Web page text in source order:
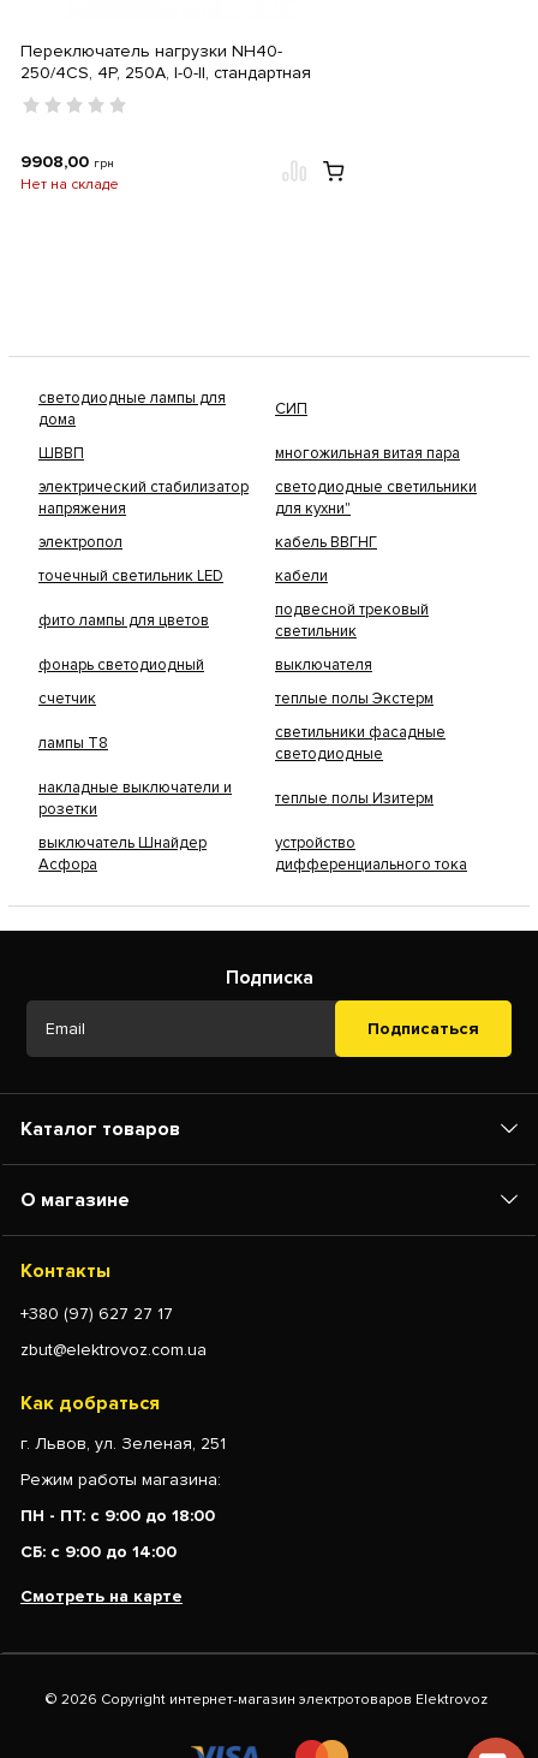
Переключатель нагрузки NH40-
250/4CS, 4P, 250А, I-0-II, стандартная
рукоятка
9908,00 грн
Нет на складе
светодиодные лампы для
дома
СИП
ШВВП
многожильная витая пара
электрический стабилизатор
напряжения
светодиодные светильники
для кухни"
электропол
кабель ВВГНГ
точечный светильник LED
кабели
фито лампы для цветов
подвесной трековый
светильник
фонарь светодиодный
выключателя
счетчик
теплые полы Экстерм
лампы Т8
светильники фасадные
светодиодные
накладные выключатели и
розетки
теплые полы Изитерм
выключатель Шнайдер
Асфора
устройство
дифференциального тока
Подписка
Подписаться
Каталог товаров
О магазине
Контакты
+380 (97) 627 27 17
zbut@elektrovoz.com.ua
Как добраться
г. Львов, ул. Зеленая, 251
Режим работы магазина:
ПН - ПТ: с 9:00 до 18:00
СБ: с 9:00 до 14:00
Смотреть на карте
© 2026 Copyright интернет-магазин электротоваров Elektrovoz